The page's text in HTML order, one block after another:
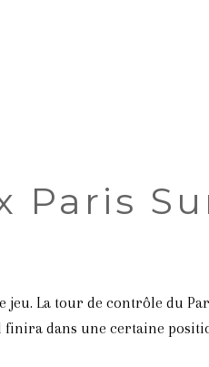
Paris
La tour de contrôle du
finira dans une certaine